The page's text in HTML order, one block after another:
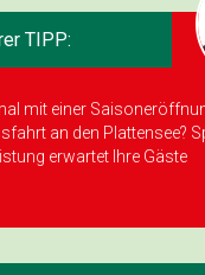
TIPP:
mit einer
an den Plattensee?
erwartet Ihre Gäste